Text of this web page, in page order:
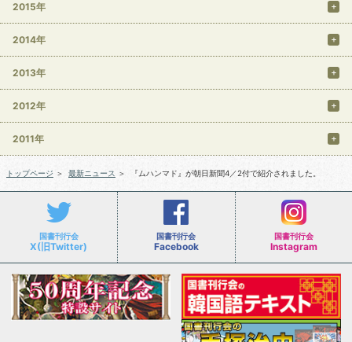
2015年
2014年
2013年
2012年
2011年
トップページ ＞ 最新ニュース ＞ 『ムハンマド』が朝日新聞4／2付で紹介されました。
国書刊行会
X(旧Twitter)
国書刊行会
Facebook
国書刊行会
Instagram